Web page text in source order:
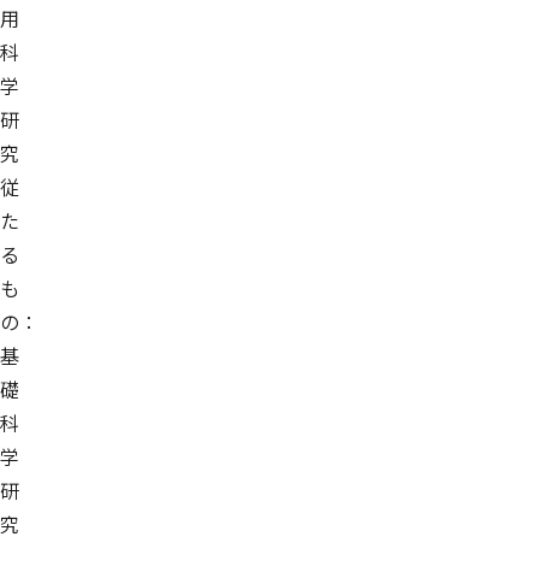
用
科
学
研
究
従
た
る
も
の：
基
礎
科
学
研
究